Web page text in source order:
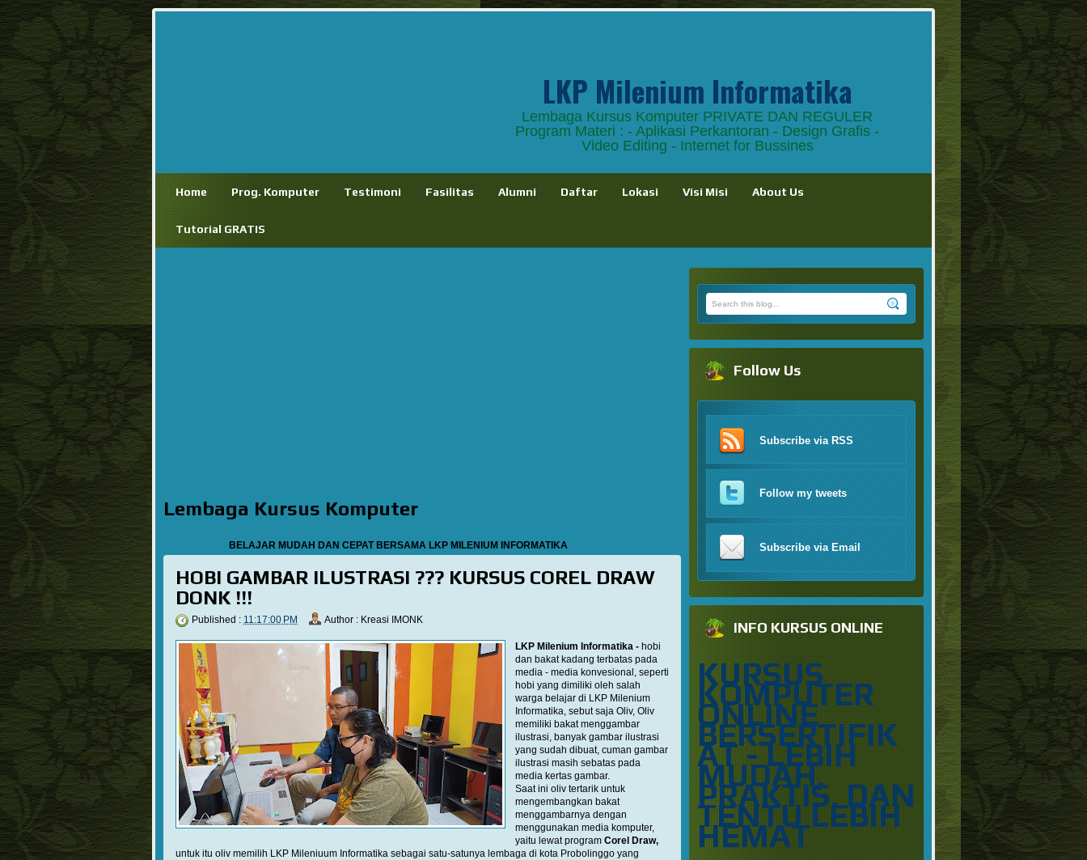
LKP Milenium Informatika
Lembaga Kursus Komputer PRIVATE DAN REGULER
Program Materi : - Aplikasi Perkantoran - Design Grafis -
Video Editing - Internet for Bussines
Home Prog. Komputer Testimoni Fasilitas Alumni Daftar Lokasi Visi Misi About Us
Tutorial GRATIS
Lembaga Kursus Komputer
BELAJAR MUDAH DAN CEPAT BERSAMA LKP MILENIUM INFORMATIKA
HOBI GAMBAR ILUSTRASI ??? KURSUS COREL DRAW
DONK !!!
Published : 11:17:00 PM Author : Kreasi IMONK
LKP Milenium Informatika - hobi
dan bakat kadang terbatas pada
media - media konvesional, seperti
hobi yang dimiliki oleh salah
warga belajar di LKP Milenium
Informatika, sebut saja Oliv, Oliv
memiliki bakat menggambar
ilustrasi, banyak gambar ilustrasi
yang sudah dibuat, cuman gambar
ilustrasi masih sebatas pada
media kertas gambar.
Saat ini oliv tertarik untuk
mengembangkan bakat
menggambarnya dengan
menggunakan media komputer,
yaitu lewat program Corel Draw,
untuk itu oliv memilih LKP Mileniuum Informatika sebagai satu-satunya lembaga di kota Probolinggo yang
Follow Us
Subscribe via RSS
Follow my tweets
Subscribe via Email
INFO KURSUS ONLINE
KURSUS
KOMPUTER
ONLINE
BERSERTIFIK
AT - LEBIH
MUDAH,
PRAKTIS, DAN
TENTU LEBIH
HEMAT